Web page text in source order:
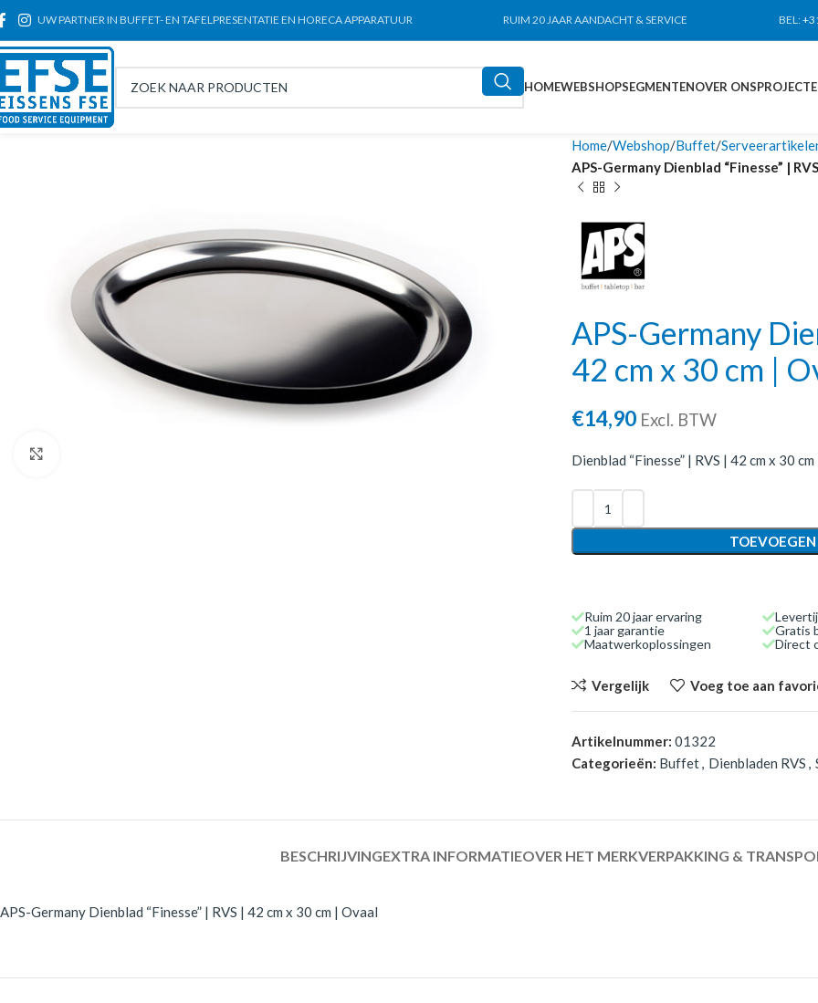
UW PARTNER IN BUFFET- EN TAFELPRESENTATIE EN HORECA APPARATUUR RUIM 20 JAAR AANDACHT & SERVICE BEL:
HOMEWEBSHOPSEGMENTENOVER ONS
Home Webshop Buffet
APS-Germany Dienblad “Finesse” |
APS-Germany
42 cm x 30 cm |
€14,90 Excl. BTW
Dienblad “Finesse” | RVS | 42 cm x 30
Ruim 20 jaar ervaring
1 jaar garantie
Maatwerkoplossingen
Gratis
Direct
Vergelijk Voeg toe aan
Artikelnummer: 01322
Categorieën: Buffet, Dienbladen RVS ,
BESCHRIJVINGEXTRA INFORMATIEOVER HET MERKVERPAKKING &
APS-Germany Dienblad “Finesse” | RVS | 42 cm x 30 cm | Ovaal